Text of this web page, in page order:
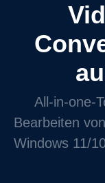
Bearbeiten
Windows 11/